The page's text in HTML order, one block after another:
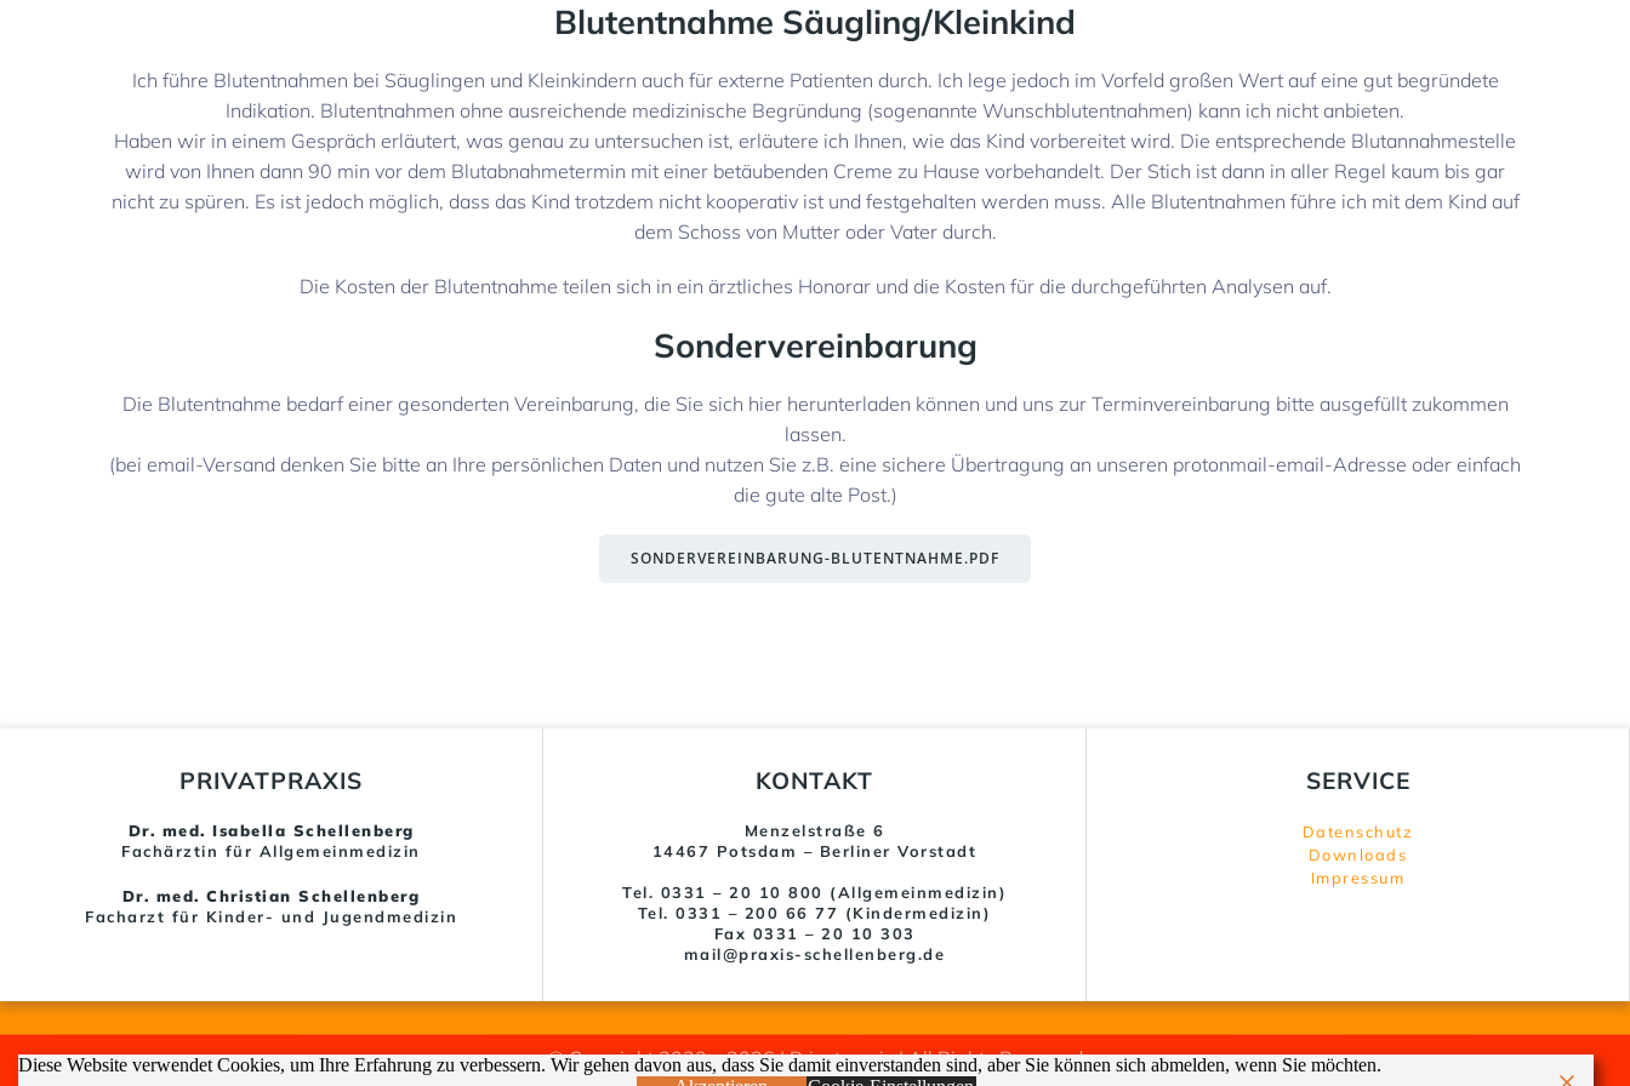
Blutentnahme Säugling/Kleinkind
Ich führe Blutentnahmen bei Säuglingen und Kleinkindern auch für externe Patienten durch. Ich lege jedoch im Vorfeld großen Wert auf eine gut begründete
Indikation. Blutentnahmen ohne ausreichende medizinische Begründung (sogenannte Wunschblutentnahmen) kann ich nicht anbieten.
Haben wir in einem Gespräch erläutert, was genau zu untersuchen ist, erläutere ich Ihnen, wie das Kind vorbereitet wird. Die entsprechende Blutannahmestelle
wird von Ihnen dann 90 min vor dem Blutabnahmetermin mit einer betäubenden Creme zu Hause vorbehandelt. Der Stich ist dann in aller Regel kaum bis gar
nicht zu spüren. Es ist jedoch möglich, dass das Kind trotzdem nicht kooperativ ist und festgehalten werden muss. Alle Blutentnahmen führe ich mit dem Kind auf
dem Schoss von Mutter oder Vater durch.
Die Kosten der Blutentnahme teilen sich in ein ärztliches Honorar und die Kosten für die durchgeführten Analysen auf.
Sondervereinbarung
Die Blutentnahme bedarf einer gesonderten Vereinbarung, die Sie sich hier herunterladen können und uns zur Terminvereinbarung bitte ausgefüllt zukommen
lassen.
(bei email-Versand denken Sie bitte an Ihre persönlichen Daten und nutzen Sie z.B. eine sichere Übertragung an unseren protonmail-email-Adresse oder einfach
die gute alte Post.)
SONDERVEREINBARUNG-BLUTENTNAHME.PDF
PRIVATPRAXIS
Dr. med. Isabella Schellenberg
Fachärztin für Allgemeinmedizin
Dr. med. Christian Schellenberg
Facharzt für Kinder- und Jugendmedizin
KONTAKT
Menzelstraße 6
14467 Potsdam – Berliner Vorstadt
Tel. 0331 – 20 10 800 (Allgemeinmedizin)
Tel. 0331 – 200 66 77 (Kindermedizin)
Fax 0331 – 20 10 303
mail@praxis-schellenberg.de
SERVICE
Datenschutz
Downloads
Impressum
© Copyright 2020 – 2026 | Privatpraxis | All Rights Reserved
Diese Website verwendet Cookies, um Ihre Erfahrung zu verbessern. Wir gehen davon aus, dass Sie damit einverstanden sind, aber Sie können sich abmelden, wenn Sie möchten.